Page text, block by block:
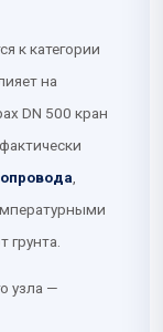
к категории
на
DN 500 кран
,
грунта.
узла —